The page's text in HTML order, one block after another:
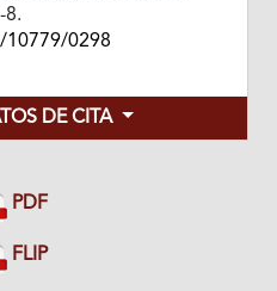
8.
0298
DE CITA
PDF
FLIP